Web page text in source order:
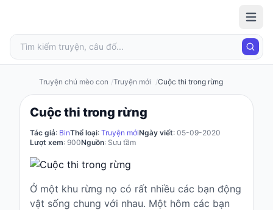
chú mèo
con
Đăng
Đăng
ký
Truyện chú mèo con Truyện mới Cuộc thi trong rừng
Cuộc thi trong rừng
Tác giả: BinThể loại: Truyện mớiNgày viết: 05-09-2020
Lượt xem: 900Nguồn: Sưu tầm
Ở một khu rừng nọ có rất nhiều các bạn động
vật sống chung với nhau. Một hôm các bạn